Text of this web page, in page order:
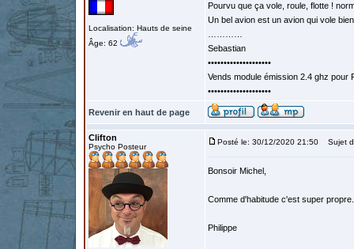
Localisation: Hauts de seine
Âge: 62
Pourvu que ça vole, roule, flotte !
Un bel avion est un avion qui vole
Sebastian
••••••••••••••••••••
Vends module émission 2.4 ghz
••••••••••••••••••••
Revenir en haut de page
Clifton
Psycho Posteur
Posté le: 30/12/2020 21:50 Sujet
Bonsoir Michel,
Comme d'habitude c'est super
Philippe